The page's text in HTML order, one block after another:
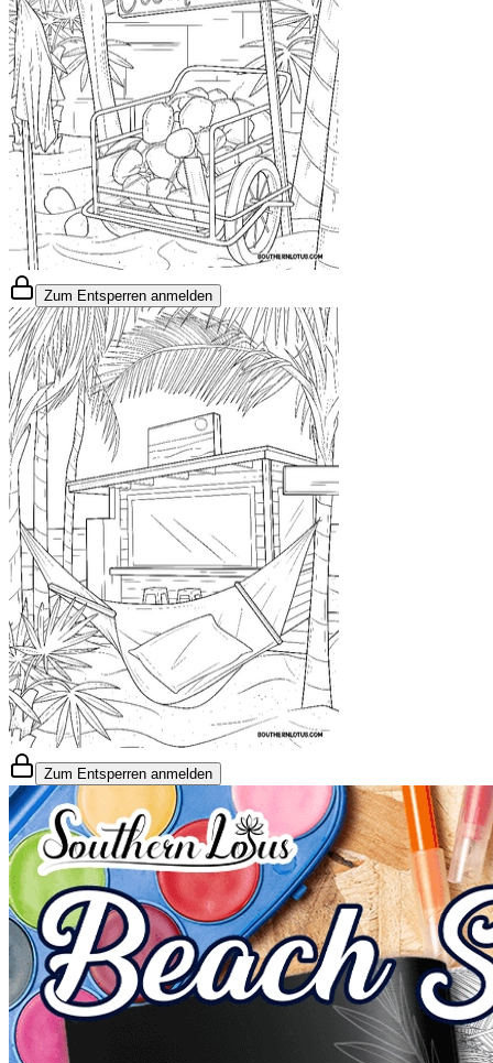
Zum Entsperren anmelden
Zum Entsperren anmelden